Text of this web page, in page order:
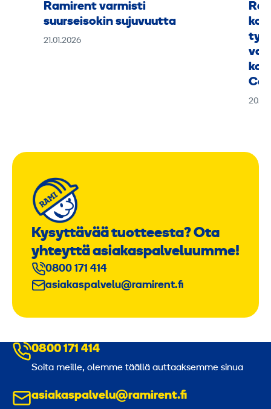
Ramirent varmisti
suurseisokin sujuvuutta
21.01.2026
Kysyttävää tuotteesta? Ota
yhteyttä asiakaspalveluumme!
0800 171 414
asiakaspalvelu@ramirent.fi
0800 171 414
Soita meille, olemme täällä auttaaksemme sinua
asiakaspalvelu@ramirent.fi